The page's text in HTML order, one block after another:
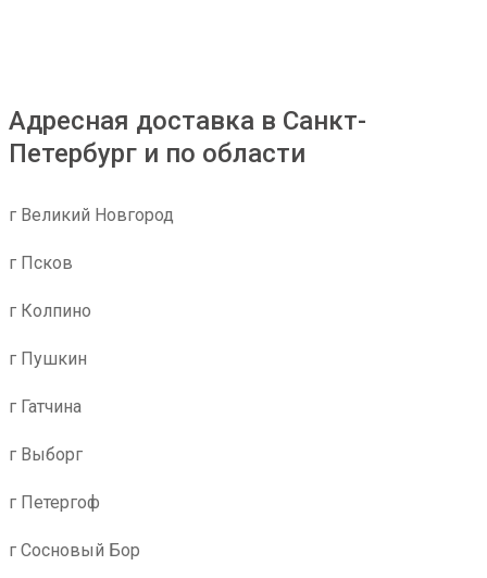
Адресная доставка в Санкт-
Петербург и по области
г Великий Новгород
г Псков
г Колпино
г Пушкин
г Гатчина
г Выборг
г Петергоф
г Сосновый Бор